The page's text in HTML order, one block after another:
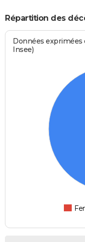
Répartition des
Données exprimées
Insee)